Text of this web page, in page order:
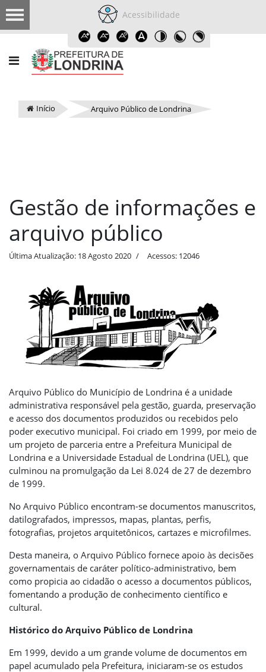
Acessibilidade
Início Arquivo Público de Londrina
Gestão de informações e
arquivo público
Última Atualização: 18 Agosto 2020 Acessos: 12046
Arquivo Público do Município de Londrina é a unidade
administrativa responsável pela gestão, guarda, preservação
e acesso dos documentos produzidos ou recebidos pelo
poder executivo municipal. Foi criado em 1999, por meio de
um projeto de parceria entre a Prefeitura Municipal de
Londrina e a Universidade Estadual de Londrina (UEL), que
culminou na promulgação da Lei 8.024 de 27 de dezembro
de 1999.
No Arquivo Público encontram-se documentos manuscritos,
datilografados, impressos, mapas, plantas, perfis,
fotografias, projetos arquitetônicos, cartazes e microfilmes.
Desta maneira, o Arquivo Público fornece apoio às decisões
governamentais de caráter político-administrativo, bem
como propicia ao cidadão o acesso a documentos públicos,
fomentando a produção de conhecimento científico e
cultural.
Histórico do Arquivo Público de Londrina
Em 1999, devido a um grande volume de documentos em
papel acumulado pela Prefeitura, iniciaram-se os estudos